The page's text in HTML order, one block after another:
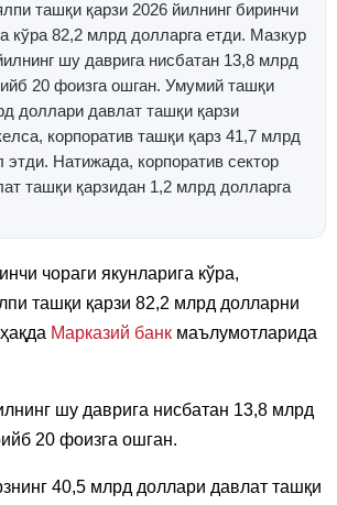
ташқи қарзи 2026 йилнинг биринчи
кўра 82,2 млрд долларга етди. Мазкур
шу даврига нисбатан 13,8 млрд
20 фоизга ошган. Умумий ташқи
доллари давлат ташқи қарзи
корпоратив ташқи қарз 41,7 млрд
Натижада, корпоратив сектор
ташқи қарзидан 1,2 млрд долларга
чораги якунларига кўра,
ташқи қарзи 82,2 млрд долларни
Марказий банк маълумотларида
шу даврига нисбатан 13,8 млрд
20 фоизга ошган.
40,5 млрд доллари давлат ташқи